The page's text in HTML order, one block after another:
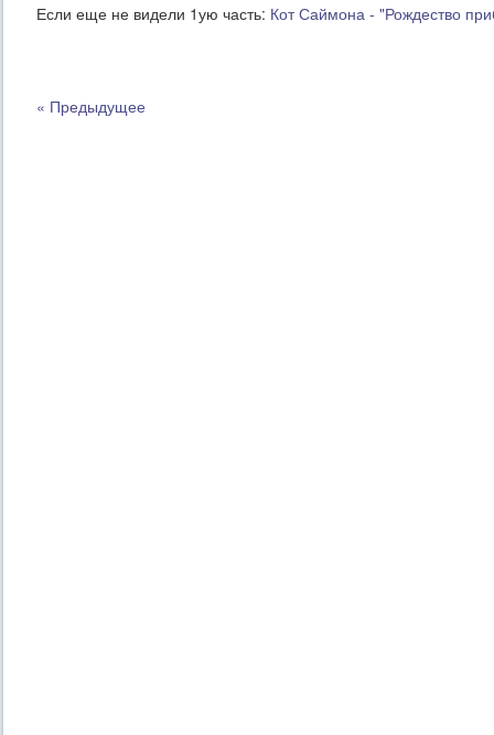
Если еще не видели 1ую часть: Кот Саймона - "Рождество
« Предыдущее